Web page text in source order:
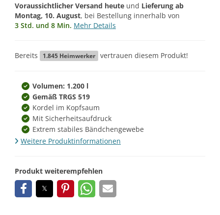
Voraussichtlicher Versand heute und Lieferung ab
Montag, 10. August, bei Bestellung innerhalb von
3 Std. und 8 Min. Mehr Details
Bereits 1.845 Heimwerker vertrauen diesem Produkt!
Volumen: 1.200 l
Gemäß TRGS 519
Kordel im Kopfsaum
Mit Sicherheitsaufdruck
Extrem stabiles Bändchengewebe
Weitere Produktinformationen
Produkt weiterempfehlen